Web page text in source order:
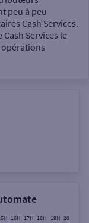
peu à peu
Cash Services.
Services le
opérations
16H 17H 18H 19H 20H